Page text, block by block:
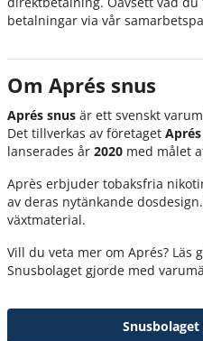
betalningar via vår
Om Aprés snus
Aprés snus är ett svenskt
Det tillverkas av företaget
lanserades år 2020 med målet
Après erbjuder tobaksfria
av deras nytänkande
växtmaterial.
Vill du veta mer om Aprés? Läs
Snusbolaget gjorde med